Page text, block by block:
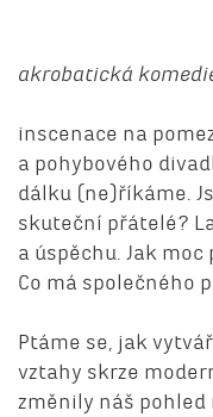
akrobatická
inscenace na
a pohybového
dálku (ne)říkáme.
skuteční přátelé?
a úspěchu. Jak
Co má společného
Ptáme se, jak
vztahy skrze
změnily náš